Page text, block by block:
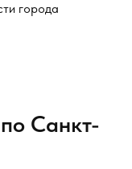
города
Санкт-